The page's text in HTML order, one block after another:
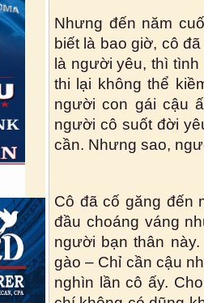
Nhưng đến năm
biết là bao giờ, cô
là người yêu, thì
thi lại không thể
người con gái cậu
người cô suốt đời
cần. Nhưng sao,
Cô đã cố găng đến
đầu choáng váng
người bạn thân
gào – Chỉ cần cậu
nghìn lần cô ấy.